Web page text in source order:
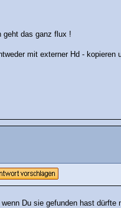
geht das ganz flux !
mit externer Hd - kopieren
Du sie gefunden hast dürfte